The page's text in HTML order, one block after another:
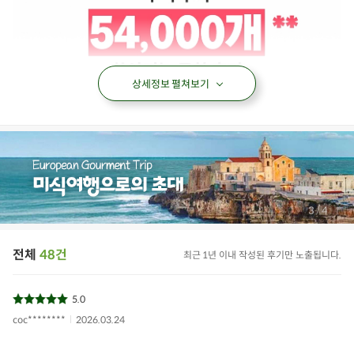
상세정보 펼쳐보기
4/4
전체 48건 최근 1년 이내 작성된 후기만 노출됩니다.
5.0
coc********
2026.03.24